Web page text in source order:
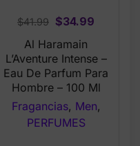
$41.99 Original
price
was:
$41.99.
$34.99
is:
$34.99.
Al Haramain
L’Aventure Intense –
Eau De Parfum Para
Hombre – 100 Ml
Fragancias, Men,
PERFUMES